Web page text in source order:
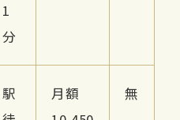
1
分
駅
月額
無